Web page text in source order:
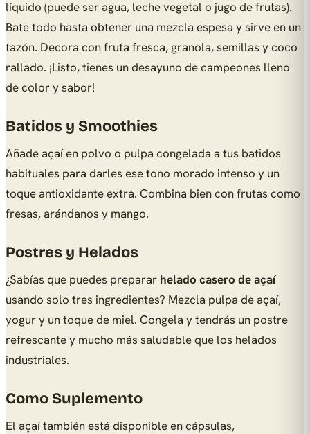
líquido (puede ser agua, leche vegetal o jugo de frutas).
Bate todo hasta obtener una mezcla espesa y sirve en un
tazón. Decora con fruta fresca, granola, semillas y coco
rallado. ¡Listo, tienes un desayuno de campeones lleno
de color y sabor!
Batidos y Smoothies
Añade açaí en polvo o pulpa congelada a tus batidos
habituales para darles ese tono morado intenso y un
toque antioxidante extra. Combina bien con frutas como
fresas, arándanos y mango.
Postres y Helados
¿Sabías que puedes preparar helado casero de açaí
usando solo tres ingredientes? Mezcla pulpa de açaí,
yogur y un toque de miel. Congela y tendrás un postre
refrescante y mucho más saludable que los helados
industriales.
Como Suplemento
El açaí también está disponible en cápsulas,